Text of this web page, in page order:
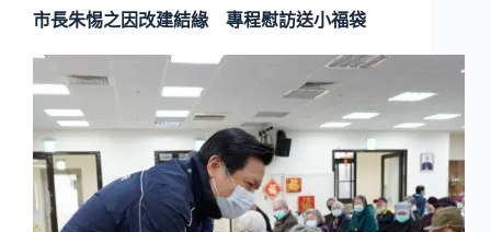
市長朱惕之因改建結緣 專程慰訪送小福袋